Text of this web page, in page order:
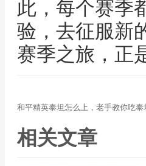
此，每个赛季
验，去征服新
赛季之旅，正
和平精英泰坦怎么上，老手教你吃泰
相关文章